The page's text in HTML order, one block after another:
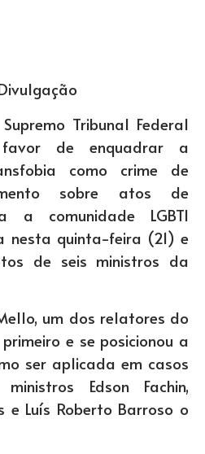
Tribunal Federal
de enquadrar a
como crime de
sobre atos de
a comunidade LGBTI
nesta quinta-feira (21) e
de seis ministros da
um dos relatores do
e se posicionou a
ser aplicada em casos
Edson Fachin,
e Luís Roberto Barroso o